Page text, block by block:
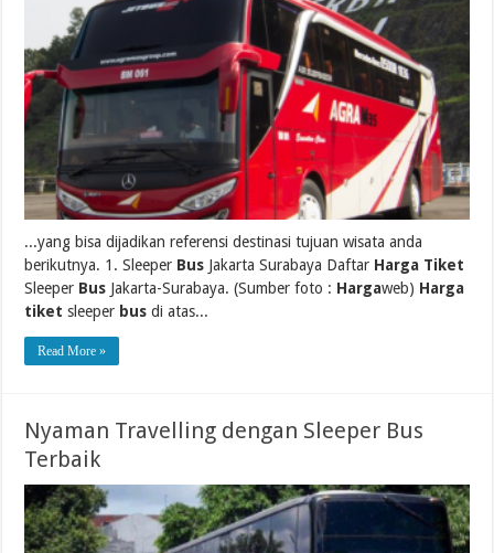
...yang bisa dijadikan referensi destinasi tujuan wisata anda
berikutnya. 1. Sleeper Bus Jakarta Surabaya Daftar Harga Tiket
Sleeper Bus Jakarta-Surabaya. (Sumber foto : Hargaweb) Harga
tiket sleeper bus di atas...
Read More »
Nyaman Travelling dengan Sleeper Bus
Terbaik